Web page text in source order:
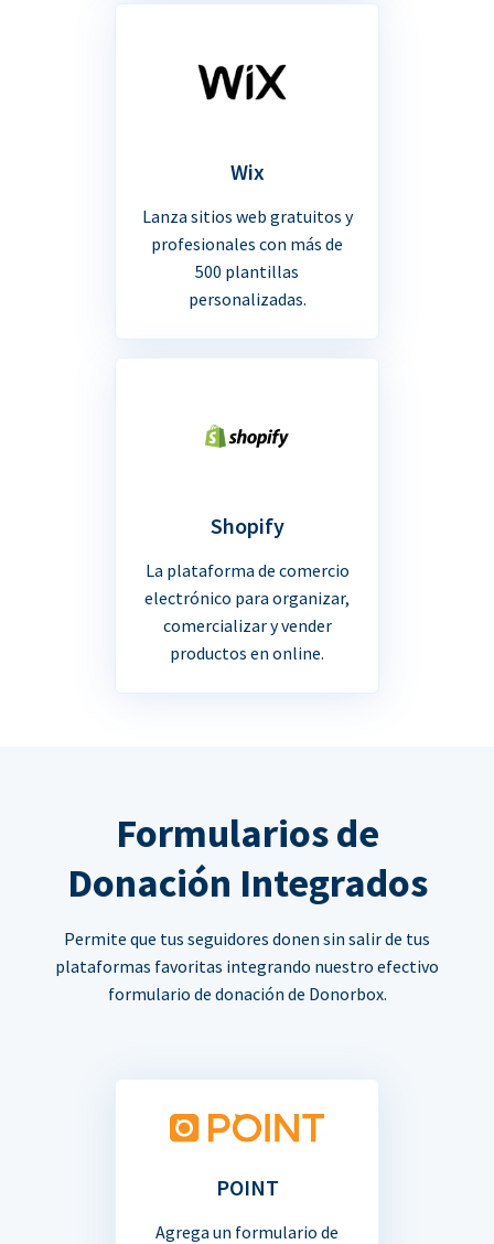
Wix
Lanza sitios web gratuitos y
profesionales con más de
500 plantillas
personalizadas.
Shopify
La plataforma de comercio
electrónico para organizar,
comercializar y vender
productos en online.
Formularios de
Donación Integrados
Permite que tus seguidores donen sin salir de tus
plataformas favoritas integrando nuestro efectivo
formulario de donación de Donorbox.
POINT
Agrega un formulario de